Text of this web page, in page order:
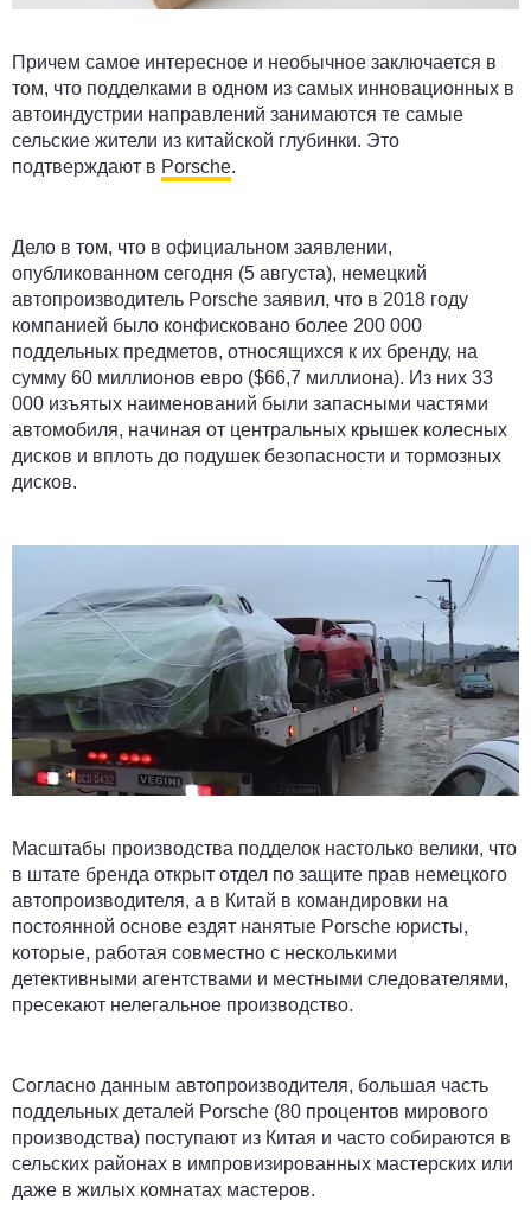
Причем самое интересное и необычное заключается в
том, что подделками в одном из самых инновационных в
автоиндустрии направлений занимаются те самые
сельские жители из китайской глубинки. Это
подтверждают в Porsche.
Дело в том, что в официальном заявлении,
опубликованном сегодня (5 августа), немецкий
автопроизводитель Porsche заявил, что в 2018 году
компанией было конфисковано более 200 000
поддельных предметов, относящихся к их бренду, на
сумму 60 миллионов евро ($66,7 миллиона). Из них 33
000 изъятых наименований были запасными частями
автомобиля, начиная от центральных крышек колесных
дисков и вплоть до подушек безопасности и тормозных
дисков.
Масштабы производства подделок настолько велики, что
в штате бренда открыт отдел по защите прав немецкого
автопроизводителя, а в Китай в командировки на
постоянной основе ездят нанятые Porsche юристы,
которые, работая совместно с несколькими
детективными агентствами и местными следователями,
пресекают нелегальное производство.
Согласно данным автопроизводителя, большая часть
поддельных деталей Porsche (80 процентов мирового
производства) поступают из Китая и часто собираются в
сельских районах в импровизированных мастерских или
даже в жилых комнатах мастеров.